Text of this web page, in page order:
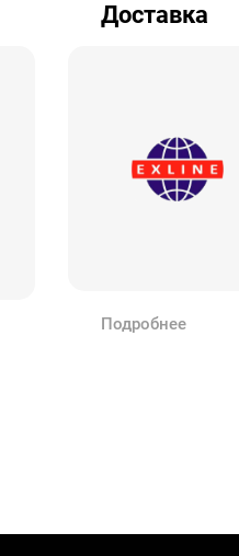
Доставка
Подробнее